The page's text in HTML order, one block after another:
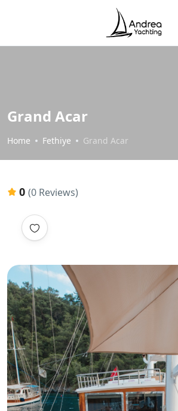
Grand Acar
Home Fethiye Grand Acar
0 (0 Reviews)